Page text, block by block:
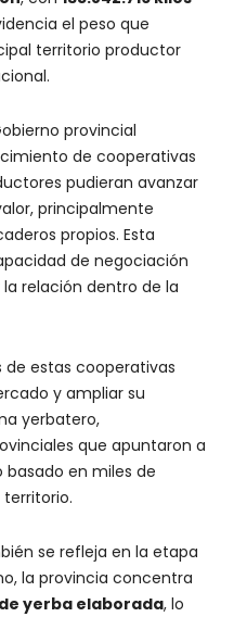
el peso que
territorio productor
provincial
de cooperativas
pudieran avanzar
principalmente
propios. Esta
de negociación
relación dentro de la
de estas cooperativas
y ampliar su
yerbatero,
que apuntaron a
en miles de
se refleja en la etapa
la provincia concentra
de yerba elaborada, lo